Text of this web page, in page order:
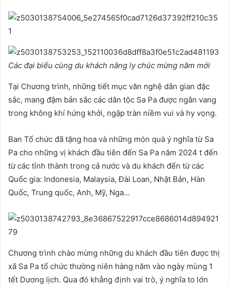
Các đại biểu cùng du khách nâng ly chúc mừng năm mới
Tại Chương trình, những tiết mục văn nghệ dân gian đặc
sắc, mang đậm bản sắc các dân tộc Sa Pa được ngân vang
trong không khí hứng khởi, ngập tràn niềm vui và hy vọng.
Ban Tổ chức đã tặng hoa và những món quà ý nghĩa từ Sa
Pa cho những vị khách đầu tiên đến Sa Pa năm 2024 t đến
từ các tỉnh thành trong cả nước và du khách đến từ các
Quốc gia: Indonesia, Malaysia, Đài Loan, Nhật Bản, Hàn
Quốc, Trung quốc, Anh, Mỹ, Nga…
Chương trình chào mừng những du khách đầu tiên được thị
xã Sa Pa tổ chức thường niên hàng năm vào ngày mùng 1
tết Dương lịch. Qua đó khẳng định vai trò, ý nghĩa to lớn